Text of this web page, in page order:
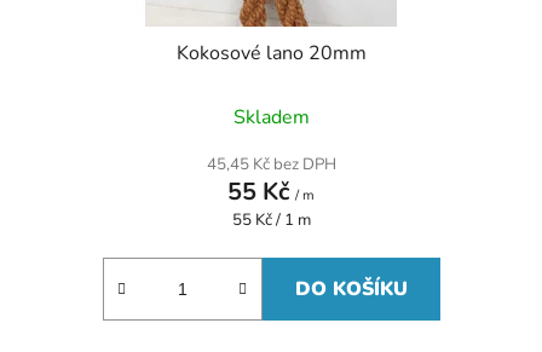
Kokosové lano 20mm
Skladem
45,45 Kč bez DPH
55 Kč / m
Měrná
55 Kč / 1 m
DO KOŠÍKU